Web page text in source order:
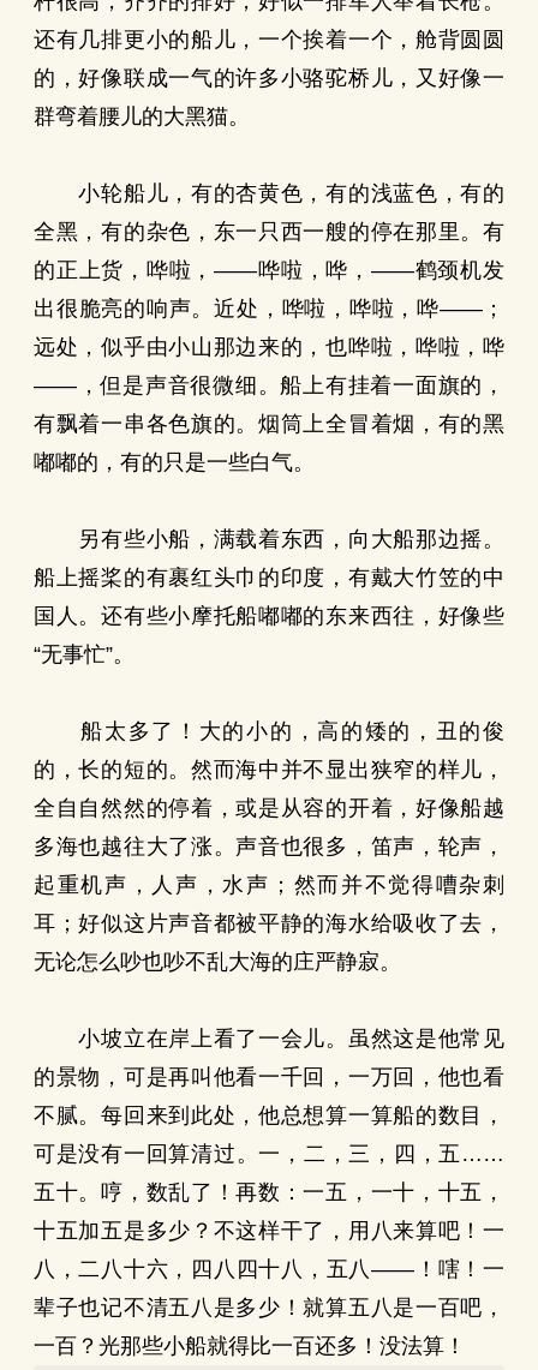
还有几排更小的船儿，一个挨着一个，舱背圆圆
的，好像联成一气的许多小骆驼桥儿，又好像一
群弯着腰儿的大黑猫。
小轮船儿，有的杏黄色，有的浅蓝色，有的
全黑，有的杂色，东一只西一艘的停在那里。有
的正上货，哗啦，——哗啦，哗，——鹤颈机发
出很脆亮的响声。近处，哗啦，哗啦，哗——；
远处，似乎由小山那边来的，也哗啦，哗啦，哗
——，但是声音很微细。船上有挂着一面旗的，
有飘着一串各色旗的。烟筒上全冒着烟，有的黑
嘟嘟的，有的只是一些白气。
另有些小船，满载着东西，向大船那边摇。
船上摇桨的有裹红头巾的印度，有戴大竹笠的中
国人。还有些小摩托船嘟嘟的东来西往，好像些
“无事忙”。
船太多了！大的小的，高的矮的，丑的俊
的，长的短的。然而海中并不显出狭窄的样儿，
全自自然然的停着，或是从容的开着，好像船越
多海也越往大了涨。声音也很多，笛声，轮声，
起重机声，人声，水声；然而并不觉得嘈杂刺
耳；好似这片声音都被平静的海水给吸收了去，
无论怎么吵也吵不乱大海的庄严静寂。
小坡立在岸上看了一会儿。虽然这是他常见
的景物，可是再叫他看一千回，一万回，他也看
不腻。每回来到此处，他总想算一算船的数目，
可是没有一回算清过。一，二，三，四，五……
五十。哼，数乱了！再数：一五，一十，十五，
十五加五是多少？不这样干了，用八来算吧！一
八，二八十六，四八四十八，五八——！嗐！一
辈子也记不清五八是多少！就算五八是一百吧，
一百？光那些小船就得比一百还多！没法算！